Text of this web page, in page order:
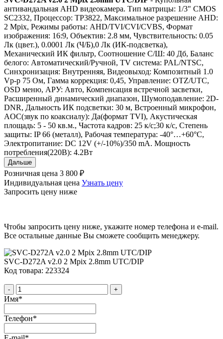
антивандальная AHD видеокамера. Тип матрицы: 1/3" CMOS
SC2332, Процессор: TP3822, Максимальное разрешение AHD:
2 Mpix, Режимы работы: AHD/TVI/CVI/CVBS, Формат
изображения: 16:9, Объектив: 2.8 мм, Чувствительность: 0.05
Лк (цвет.), 0.0001 Лк (Ч/Б),0 Лк (ИК-подсветка),
Механический ИК фильтр, Соотношение С/Ш: 40 Дб, Баланс
белого: Автоматический/Ручной, TV система: PAL/NTSC,
Синхронизация: Внутренняя, Видеовыход: Композитный 1.0
Vp-p 75 Ом, Гамма коррекция: 0,45, Управление: OTZ/UTC,
OSD меню, АРУ: Авто, Компенсация встречной засветки,
Расширенный динамический диапазон, Шумоподавление: 2D-
DNR, Дальность ИК подсветки: 30 м, Встроенный микрофон,
AOC(звук по коаксиалу): Да(формат TVI), Акустическая
площадь: 5 - 50 кв.м., Частота кадров: 25 к/с;30 к/с, Степень
защиты: IP 66 (металл), Рабочая температура: -40°…+60°C,
Электропитание: DC 12V (+/-10%)/350 mA. Мощность
потребления(220В): 4.2Вт
Дальше
Розничная цена 3 800 ₽
Индивидуальная цена Узнать цену
Запросить цену ниже
Чтобы запросить цену ниже, укажите номер телефона и e-mail.
Все остальные данные Вы сможете сообщить менеджеру.
SVC-D272A v2.0 2 Mpix 2.8mm UTC/DIP
Код товара: 223324
- +
Имя*
Телефон*